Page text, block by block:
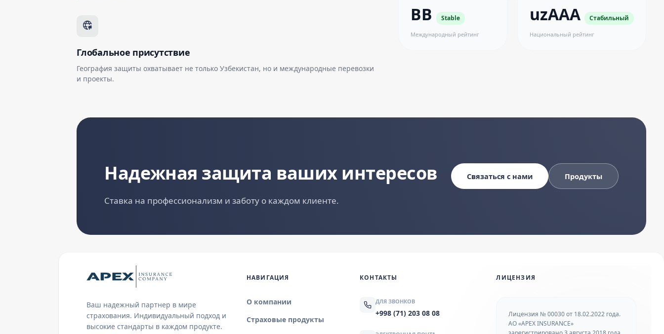
Глобальное присутствие
География защиты охватывает не только Узбекистан, но и международные перевозки
и проекты.
BB Stable
Международный рейтинг
uzAAA Стабильный
Национальный рейтинг
Надежная защита ваших интересов
Ставка на профессионализм и заботу о каждом клиенте.
Связаться с нами Продукты
Ваш надежный партнер в мире
страхования. Индивидуальный подход и
высокие стандарты в каждом продукте.
НАВИГАЦИЯ
О компании
Страховые продукты
КОНТАКТЫ
ДЛЯ ЗВОНКОВ
+998 (71) 203 08 08
ЛИЦЕНЗИЯ
Лицензия № 00030 от 18.02.2022 года.
АО «APEX INSURANCE»